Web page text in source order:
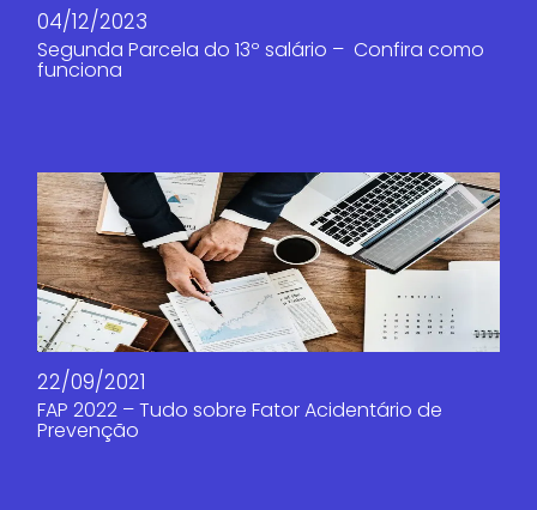
04/12/2023
Segunda Parcela do 13º salário – Confira como
funciona
22/09/2021
FAP 2022 – Tudo sobre Fator Acidentário de
Prevenção